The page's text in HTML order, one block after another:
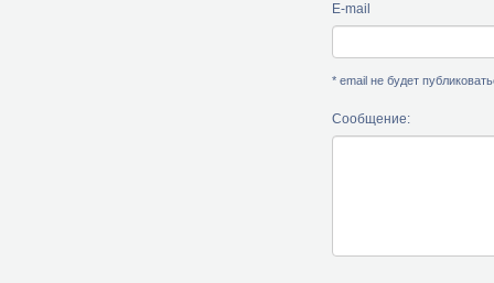
E-mail
* email не будет
Сообщение: